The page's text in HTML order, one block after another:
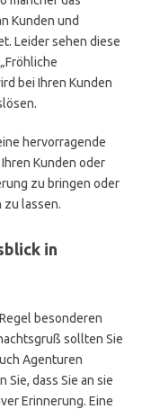
Kunden und
Leider sehen diese
bei Ihren Kunden
hervorragende
Kunden oder
zu bringen oder
lassen.
in
besonderen
sollten Sie
Agenturen
dass Sie an sie
Erinnerung. Eine